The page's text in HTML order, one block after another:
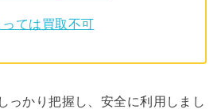
ては買取不可
っかり把握し、安全に利用しまし